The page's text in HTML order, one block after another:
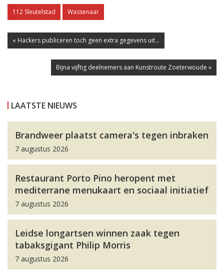
112 Sleutelstad Wassenaar
« Hackers publiceren toch geen extra gegevens uit...
Bijna vijftig deelnemers aan Kunstroute Zoeterwoude »
LAATSTE NIEUWS
Brandweer plaatst camera's tegen inbraken
7 augustus 2026
Restaurant Porto Pino heropent met
mediterrane menukaart en sociaal initiatief
7 augustus 2026
Leidse longartsen winnen zaak tegen
tabaksgigant Philip Morris
7 augustus 2026